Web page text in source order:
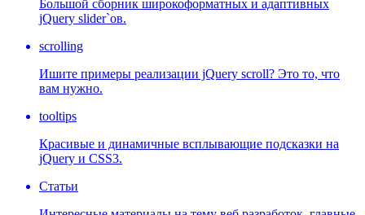
Большой сборник широкоформатных и адаптивных
jQuery slider`ов.
scrolling
Ишите примеры реализации jQuery scroll? Это то, что
вам нужно.
tooltips
Красивые и динамичные всплывающие подсказки на
jQuery и CSS3.
Статьи